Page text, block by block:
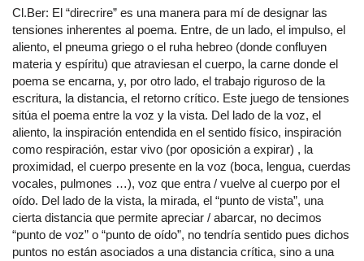
Cl.Ber: El “direcrire” es una manera para mí de designar las
tensiones inherentes al poema. Entre, de un lado, el impulso, el
aliento, el pneuma griego o el ruha hebreo (donde confluyen
materia y espíritu) que atraviesan el cuerpo, la carne donde el
poema se encarna, y, por otro lado, el trabajo riguroso de la
escritura, la distancia, el retorno crítico. Este juego de tensiones
sitúa el poema entre la voz y la vista. Del lado de la voz, el
aliento, la inspiración entendida en el sentido físico, inspiración
como respiración, estar vivo (por oposición a expirar) , la
proximidad, el cuerpo presente en la voz (boca, lengua, cuerdas
vocales, pulmones …), voz que entra / vuelve al cuerpo por el
oído. Del lado de la vista, la mirada, el “punto de vista”, una
cierta distancia que permite apreciar / abarcar, no decimos
“punto de voz” o “punto de oído”, no tendría sentido pues dichos
puntos no están asociados a una distancia crítica, sino a una